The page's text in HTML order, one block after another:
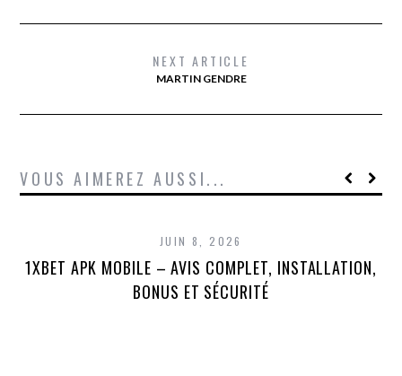
NEXT ARTICLE
MARTIN GENDRE
VOUS AIMEREZ AUSSI...
JUIN 8, 2026
1XBET APK MOBILE – AVIS COMPLET, INSTALLATION,
BONUS ET SÉCURITÉ